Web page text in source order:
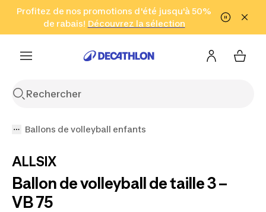
Aller à la recherche Aller au contenu Aller au pied de
Profitez de nos promotions d'été jusqu'à 50%
de rabais! Découvrez la sélection
Cliquez ici
en seulement 2 h!
(Zones sélectionnées)
Ballons de volleyball enfants
ALLSIX
Ballon de volleyball de taille 3 –
VB 75